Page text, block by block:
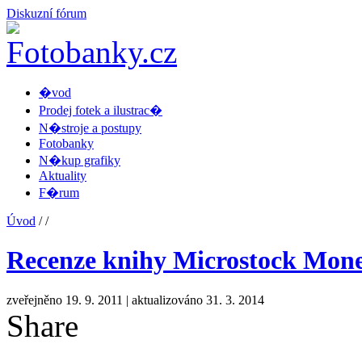
Diskuzní fórum
�vod
Prodej fotek a ilustrac�
N�stroje a postupy
Fotobanky
N�kup grafiky
Aktuality
F�rum
Úvod //
Recenze knihy Microstock
zveřejněno 19. 9. 2011 | aktualizováno 31. 3. 2014
Share